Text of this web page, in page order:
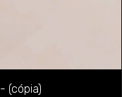
(cópia)